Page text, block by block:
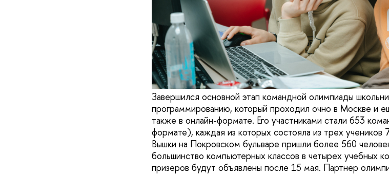
Завершился основной этап командной олимпиады
программированию, который проходил очно в Москве и
также в онлайн-формате. Его участниками стали 653
формате), каждая из которых состояла из трех
Вышки на Покровском бульваре пришли более 560
большинство компьютерных классов в четырех учебных
призеров будут объявлены после 15 мая. Партнер